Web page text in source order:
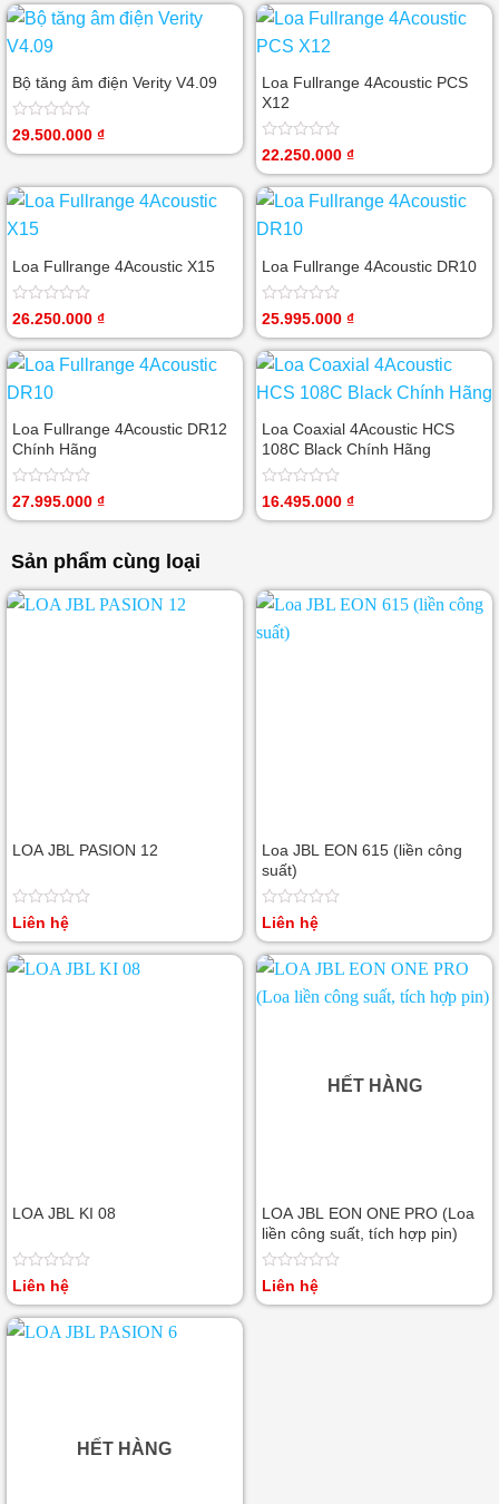
Bộ tăng âm điện Verity V4.09
Được
5
sao
29.500.000 ₫
Loa Fullrange 4Acoustic PCS
X12
Được
hạng
0
sao
22.250.000 ₫
Loa Fullrange 4Acoustic X15
Được
hạng
0
sao
26.250.000 ₫
Loa Fullrange 4Acoustic DR10
Được
hạng
0
sao
25.995.000 ₫
Loa Fullrange 4Acoustic DR12
Chính Hãng
Được
5
27.995.000 ₫
Loa Coaxial 4Acoustic HCS
108C Black Chính Hãng
Được
16.495.000 ₫
Sản phẩm cùng loại
LOA JBL PASION 12
Được
hạng
0
Liên hệ
Loa JBL EON 615 (liền công
suất)
Được
hạng
0
sao
Liên hệ
LOA JBL KI 08
Được
hạng
0
Liên hệ
HẾT HÀNG
LOA JBL EON ONE PRO (Loa
liền công suất, tích hợp pin)
Được
Liên hệ
HẾT HÀNG